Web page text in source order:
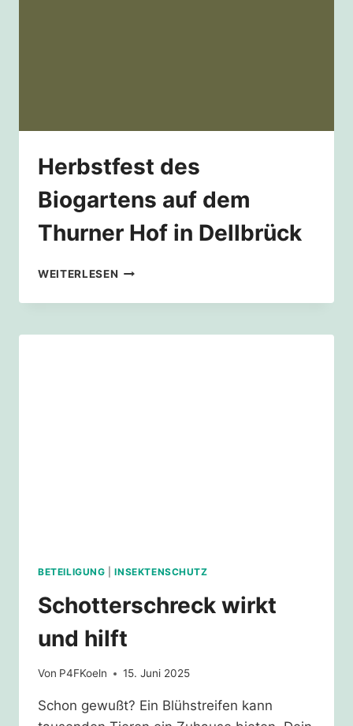
Herbstfest des
Biogartens auf dem
Thurner Hof in Dellbrück
WEITERLESEN HERBSTFEST
BIOGARTENS
DEM
BETEILIGUNG |INSEKTENSCHUTZ
Schotterschreck wirkt
und hilft
Von P4FKoeln 15. Juni 2025
Schon gewußt? Ein Blühstreifen kann